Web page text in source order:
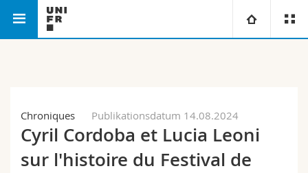
Campus
Forschung
Theologische Fak.
Rechtswissenschaftliche Fak.
Informationen für
Studieninteressierte
Ressourcen
Chroniques Publikationsdatum 14.08.2024
Cyril Cordoba et Lucia Leoni
sur l'histoire du Festival de